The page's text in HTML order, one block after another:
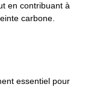
en contribuant à
carbone.
essentiel pour